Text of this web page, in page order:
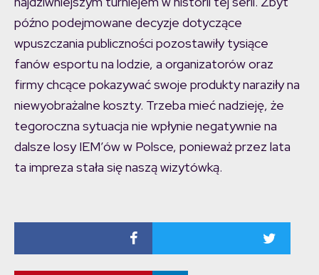
późno podejmowane decyzje dotyczące
wpuszczania publiczności pozostawiły tysiące
fanów esportu na lodzie, a organizatorów oraz
firmy chcące pokazywać swoje produkty naraziły na
niewyobrażalne koszty. Trzeba mieć nadzieję, że
tegoroczna sytuacja nie wpłynie negatywnie na
dalsze losy IEM’ów w Polsce, ponieważ przez lata
ta impreza stała się naszą wizytówką.